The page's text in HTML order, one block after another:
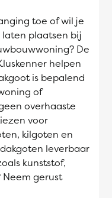
toe of wil je
plaatsen bij
De
helpen
is bepalend
of
overhaaste
voor
kilgoten en
leverbaar
kunststof,
Neem gerust